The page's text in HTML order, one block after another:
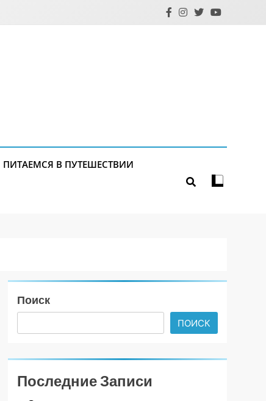
ПИТАЕМСЯ В ПУТЕШЕСТВИИ
Поиск
ПОИСК
Последние Записи